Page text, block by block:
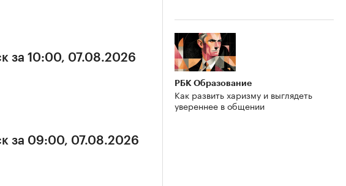
за 10:00, 07.08.2026
за 09:00, 07.08.2026
РБК Образование
Как развить харизму и выглядеть
увереннее в общении